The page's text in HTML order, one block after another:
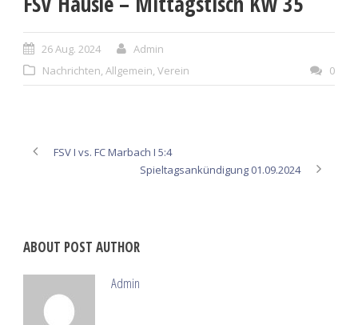
26 Aug. 2024
Admin
Nachrichten, Allgemein, Verein 0
FSV I vs. FC Marbach I 5:4
Spieltagsankündigung 01.09.2024
ABOUT POST AUTHOR
Admin